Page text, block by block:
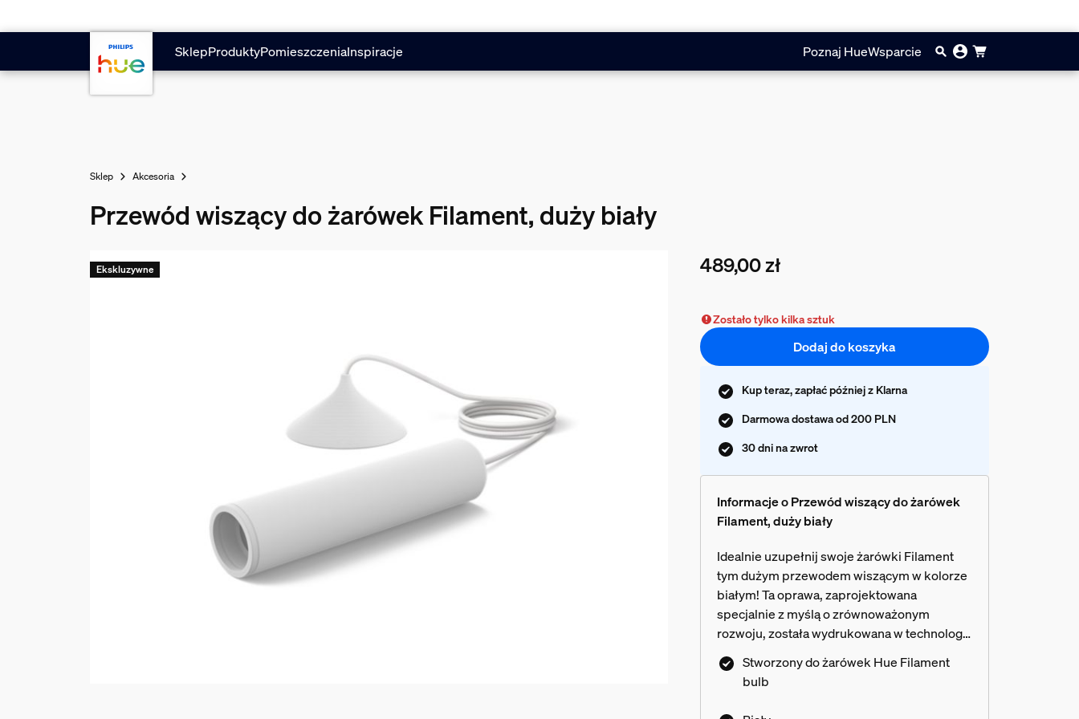
SklepProduktyPomieszczeniaInspiracje Poznaj HueWsparcie
Sklep Akcesoria
Przewód wiszący do żarówek Filament, duży biały
489,00 zł
Ekskluzywne
Zostało tylko kilka sztuk
Dodaj do koszyka
Kup teraz, zapłać później z Klarna
Darmowa dostawa od 200 PLN
30 dni na zwrot
Informacje o Przewód wiszący do żarówek
Filament, duży biały
Idealnie uzupełnij swoje żarówki Filament
tym dużym przewodem wiszącym w kolorze
białym! Ta oprawa, zaprojektowana
specjalnie z myślą o zrównoważonym
rozwoju, została wydrukowana w technologii
3D przy użyciu materiałów pochodzących z
tworzyw sztucznych uzyskanych drogą
recyklingu w ramach bioobiegu.
Stworzony do żarówek Hue Filament
bulb